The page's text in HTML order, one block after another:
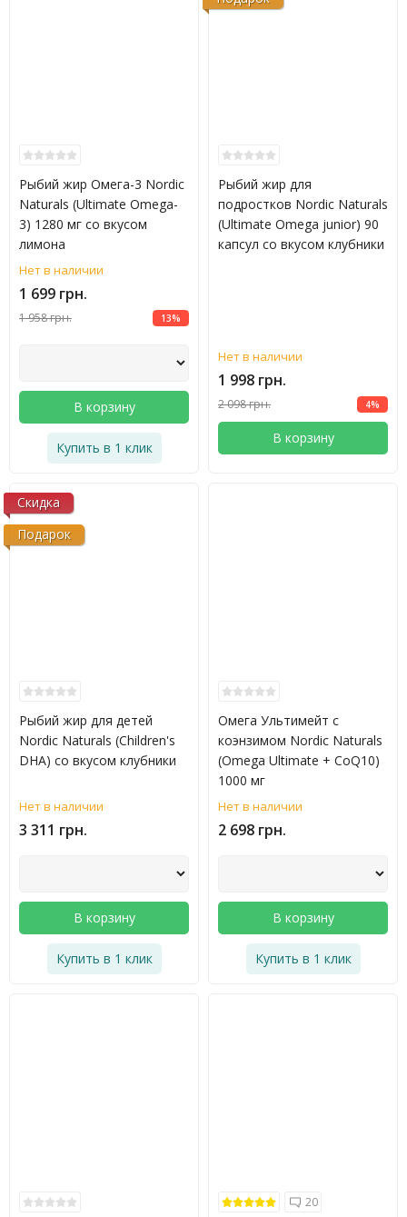
Рыбий жир Омега-3 Nordic
Naturals (Ultimate Omega-
3) 1280 мг со вкусом
лимона
Нет в наличии
1 699 грн.
1 958 грн. 13%
В корзину
Купить в 1 клик
Рыбий жир для
подростков Nordic Naturals
(Ultimate Omega junior) 90
капсул со вкусом клубники
Нет в наличии
1 998 грн.
2 098 грн. 4%
В корзину
Скидка
Подарок
Рыбий жир для детей
Nordic Naturals (Children's
DHA) со вкусом клубники
Нет в наличии
3 311 грн.
В корзину
Купить в 1 клик
Омега Ультимейт с
коэнзимом Nordic Naturals
(Omega Ultimate + CoQ10)
1000 мг
Нет в наличии
2 698 грн.
В корзину
Купить в 1 клик
20